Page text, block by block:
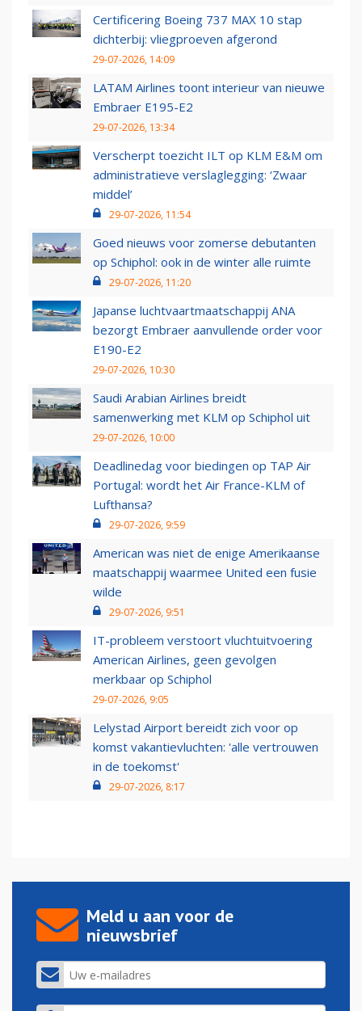
Certificering Boeing 737 MAX 10 stap
dichterbij: vliegproeven afgerond
29-07-2026, 14:09
LATAM Airlines toont interieur van nieuwe
Embraer E195-E2
29-07-2026, 13:34
Verscherpt toezicht ILT op KLM E&M om
administratieve verslaglegging: ‘Zwaar
middel’
29-07-2026, 11:54
Goed nieuws voor zomerse debutanten
op Schiphol: ook in de winter alle ruimte
29-07-2026, 11:20
Japanse luchtvaartmaatschappij ANA
bezorgt Embraer aanvullende order voor
E190-E2
29-07-2026, 10:30
Saudi Arabian Airlines breidt
samenwerking met KLM op Schiphol uit
29-07-2026, 10:00
Deadlinedag voor biedingen op TAP Air
Portugal: wordt het Air France-KLM of
Lufthansa?
29-07-2026, 9:59
American was niet de enige Amerikaanse
maatschappij waarmee United een fusie
wilde
29-07-2026, 9:51
IT-probleem verstoort vluchtuitvoering
American Airlines, geen gevolgen
merkbaar op Schiphol
29-07-2026, 9:05
Lelystad Airport bereidt zich voor op
komst vakantievluchten: 'alle vertrouwen
in de toekomst'
29-07-2026, 8:17
Meld u aan voor de
nieuwsbrief